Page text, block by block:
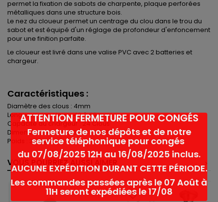
permet la fixation de sabots de charpente, plaque perforées
métalliques dans une structure bois.
Le nez du cloueur permet un centrage du clou dans le trou du
sabot et est équipé d'un réglage de profondeur d'enfoncement
pour une finition parfaite.
Le cloueur est livré dans une valise PVC avec 2 batteries et
chargeur.
Caractéristiques :
Diamètre des clous : 4mm
Longueur des clous : 40 à 60 mm
Capacité du chargeur : 24 Clous
Dimension L x H x l: 393 x 108 x 355 mm
Poids : 3.8 Kg
VOUS POURRIEZ AUSSI AIMER >
<
favorite_border
ATTENTION FERMETURE POUR CONGÉS
Fermeture de nos dépôts et de notre
service téléphonique pour congés
du 07/08/2025 12H au 16/08/2025 inclus.
AUCUNE EXPÉDITION DURANT CETTE PÉRIODE.
Les commandes passées après le 07 Août à
11H seront expédiées le 17/08